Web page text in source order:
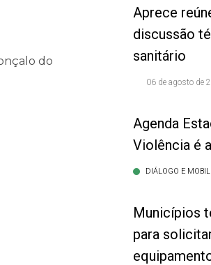
do
Aprece
discussão
sanitário
06 de agosto de
Agenda
Violência é
DIÁLOGO E
Municípios
para